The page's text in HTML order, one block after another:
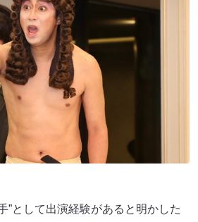
”として出演経験があると明かした